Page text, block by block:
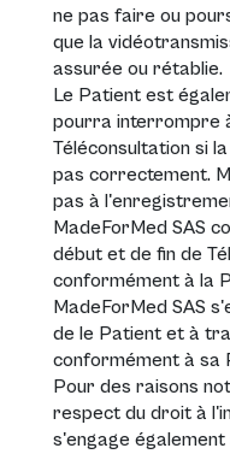
ne pas faire ou
que la
assurée ou rétablie.
Le Patient est
pourra interrompre
Téléconsultation si
pas correctement.
pas à
MadeForMed SAS
début et de fin de
conformément à la
MadeForMed SAS
de le Patient et à
conformément à sa
Pour des raisons
respect du droit à
s'engage